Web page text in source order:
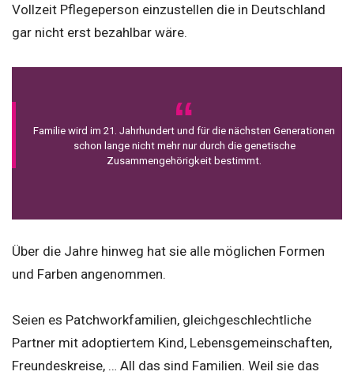
Vollzeit Pflegeperson einzustellen die in Deutschland
gar nicht erst bezahlbar wäre.
Familie wird im 21. Jahrhundert und für die nächsten Generationen
schon lange nicht mehr nur durch die genetische
Zusammengehörigkeit bestimmt.
Über die Jahre hinweg hat sie alle möglichen Formen
und Farben angenommen.
Seien es Patchworkfamilien, gleichgeschlechtliche
Partner mit adoptiertem Kind, Lebensgemeinschaften,
Freundeskreise, … All das sind Familien. Weil sie das